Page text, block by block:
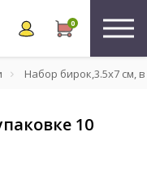
0
Набор бирок,3.5х7 см,
10